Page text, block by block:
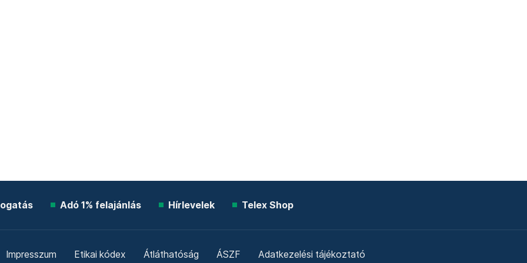
Adó 1% felajánlás Hírlevelek Telex Shop
Impresszum Etikai kódex Átláthatóság ÁSZF Adatkezelési tájékoztató